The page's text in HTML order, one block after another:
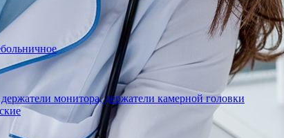
монитора, держатели камерной головки